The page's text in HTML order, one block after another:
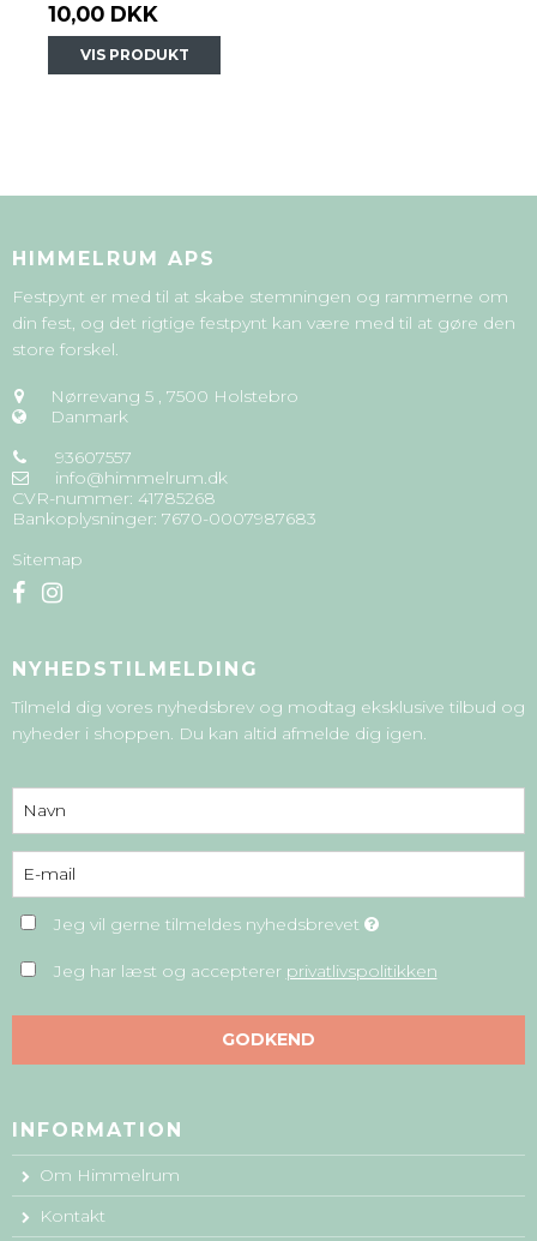
10,00 DKK
VIS PRODUKT
HIMMELRUM APS
Festpynt er med til at skabe stemningen og rammerne om
din fest, og det rigtige festpynt kan være med til at gøre den
store forskel.
Nørrevang 5 , 7500 Holstebro
Danmark
93607557
info@himmelrum.dk
CVR-nummer: 41785268
Bankoplysninger: 7670-0007987683
Sitemap
NYHEDSTILMELDING
Tilmeld dig vores nyhedsbrev og modtag eksklusive tilbud og
nyheder i shoppen. Du kan altid afmelde dig igen.
Jeg vil gerne tilmeldes nyhedsbrevet
Jeg har læst og accepterer privatlivspolitikken
GODKEND
INFORMATION
Om Himmelrum
Kontakt